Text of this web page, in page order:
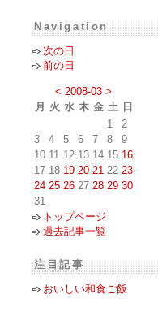
Navigation
次の日
前の日
< 2008-03 >
月
火 水 木 金 土 日
1
2
3
4 5 6 7 8
9
10 11 12 13 14 15 16
17 18 19 20 21 22 23
24 25 26 27 28 29 30
31
トップページ
過去記事一覧
注目記事
おいしい和食ご飯